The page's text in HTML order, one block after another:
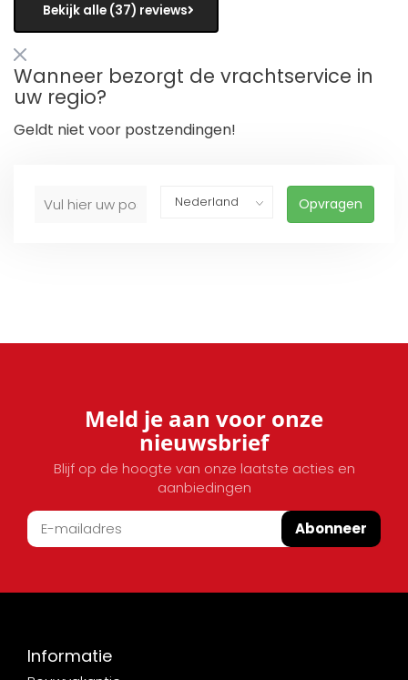
Bekijk alle (37) reviews
Wanneer bezorgt de vrachtservice in
uw regio?
Geldt niet voor postzendingen!
Opvragen
Meld je aan voor onze
nieuwsbrief
Blijf op de hoogte van onze laatste acties en
aanbiedingen
Abonneer
Informatie